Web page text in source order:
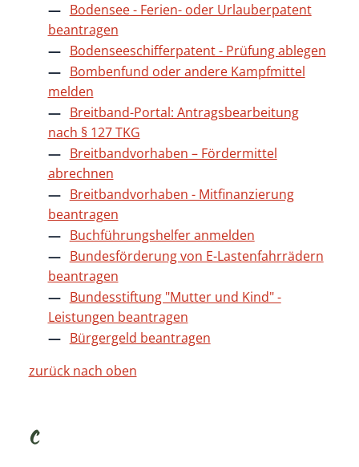
Bodensee - Ferien- oder Urlauberpatent
beantragen
Bodenseeschifferpatent - Prüfung ablegen
Bombenfund oder andere Kampfmittel
melden
Breitband-Portal: Antragsbearbeitung
nach § 127 TKG
Breitbandvorhaben – Fördermittel
abrechnen
Breitbandvorhaben - Mitfinanzierung
beantragen
Buchführungshelfer anmelden
Bundesförderung von E-Lastenfahrrädern
beantragen
Bundesstiftung "Mutter und Kind" -
Leistungen beantragen
Bürgergeld beantragen
zurück nach oben
C